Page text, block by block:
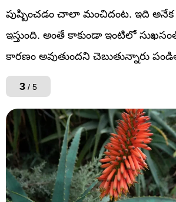
పుష్పించడం చాలా మంచిదంట. ఇది అనేక
ఇస్తుంది. అంతే కాకుండా ఇంటిలో
కారణం అవుతుందని చెబుతున్నారు
3 / 5